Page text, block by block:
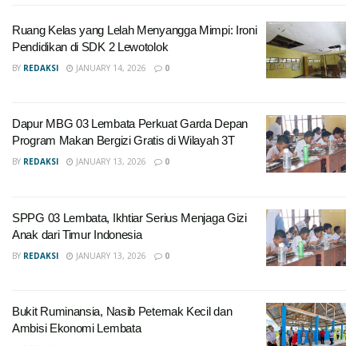
Ruang Kelas yang Lelah Menyangga Mimpi: Ironi
Pendidikan di SDK 2 Lewotolok
BY REDAKSI JANUARY 14, 2026 0
Dapur MBG 03 Lembata Perkuat Garda Depan
Program Makan Bergizi Gratis di Wilayah 3T
BY REDAKSI JANUARY 13, 2026 0
SPPG 03 Lembata, Ikhtiar Serius Menjaga Gizi
Anak dari Timur Indonesia
BY REDAKSI JANUARY 13, 2026 0
Bukit Ruminansia, Nasib Peternak Kecil dan
Ambisi Ekonomi Lembata